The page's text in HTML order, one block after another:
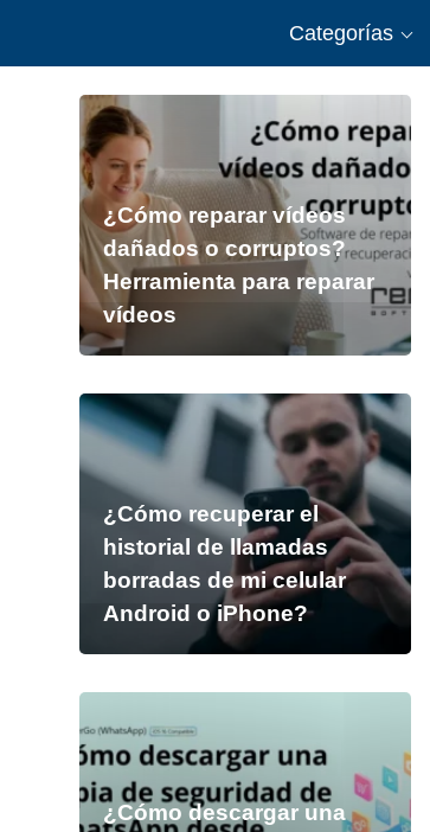
Categorías
¿Cómo reparar vídeos
dañados o corruptos?
Herramienta para reparar
vídeos
¿Cómo recuperar el
historial de llamadas
borradas de mi celular
Android o iPhone?
¿Cómo descargar una